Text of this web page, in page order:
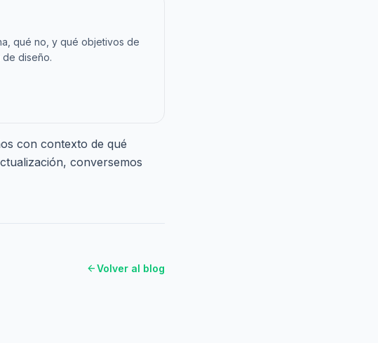
qué no, y qué objetivos de
diseño.
con contexto de qué
conversemos
arrow_backVolver al blog